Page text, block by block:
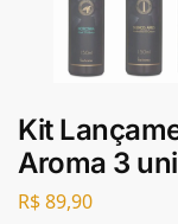
Kit
Aroma 3
R$89,90